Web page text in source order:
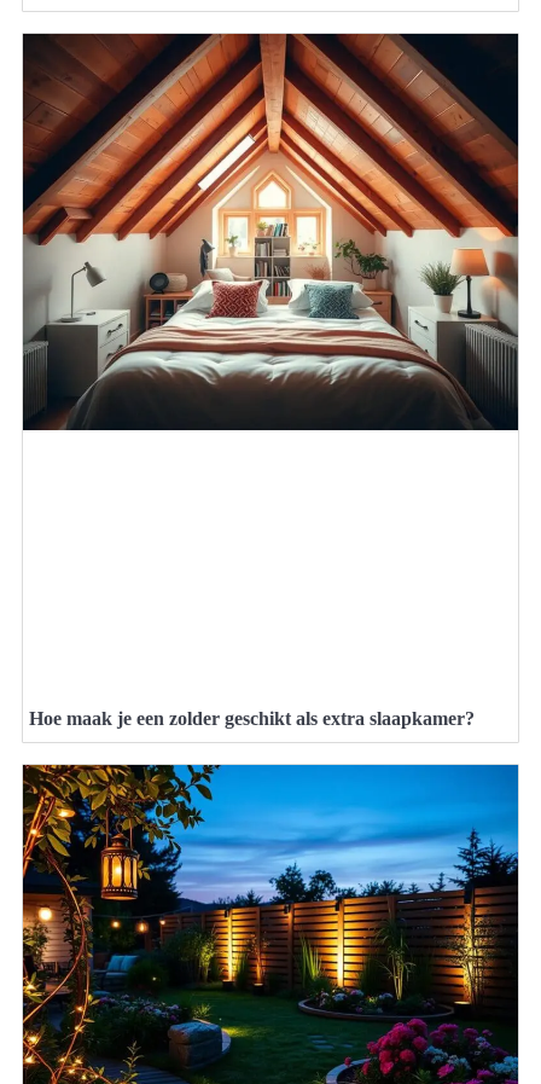
Hoe maak je een zolder geschikt als extra slaapkamer?